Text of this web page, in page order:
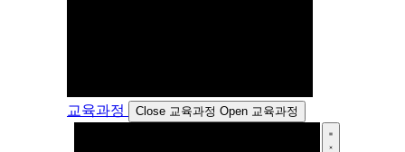
교육과정 Close 교육과정 Open 교육과정